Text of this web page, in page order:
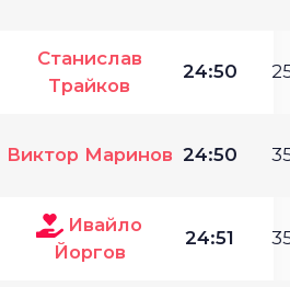
Станислав
Трайков
24:50
Виктор Маринов 24:50
Ивайло
Йоргов
24:51